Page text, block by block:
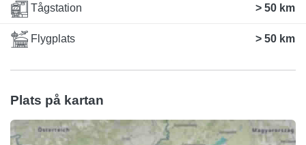
Tågstation > 50 km
Flygplats > 50 km
Plats på kartan